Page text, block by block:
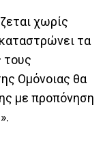
χωρίς
τα
τους
Ομόνοιας θα
με προπόνηση